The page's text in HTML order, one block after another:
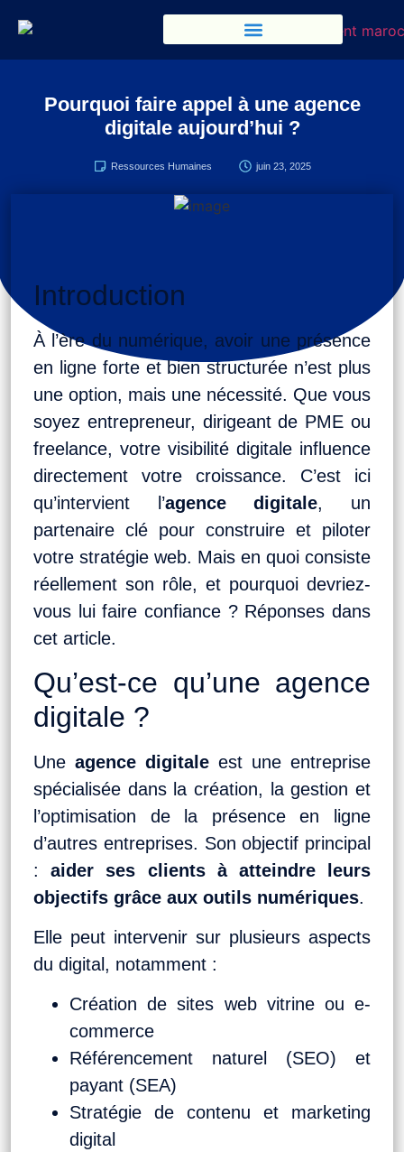
Pourquoi faire appel à une agence
digitale aujourd’hui ?
Ressources Humaines juin 23, 2025
Introduction
À l’ère du numérique, avoir une présence
en ligne forte et bien structurée n’est plus
une option, mais une nécessité. Que vous
soyez entrepreneur, dirigeant de PME ou
freelance, votre visibilité digitale influence
directement votre croissance. C’est ici
qu’intervient l’agence digitale, un
partenaire clé pour construire et piloter
votre stratégie web. Mais en quoi consiste
réellement son rôle, et pourquoi devriez-
vous lui faire confiance ? Réponses dans
cet article.
Qu’est-ce qu’une agence
digitale ?
Une agence digitale est une entreprise
spécialisée dans la création, la gestion et
l’optimisation de la présence en ligne
d’autres entreprises. Son objectif principal
:aider ses clients à atteindre leurs
objectifs grâce aux outils numériques.
Elle peut intervenir sur plusieurs aspects
du digital, notamment :
Création de sites web vitrine ou e-
commerce
Référencement naturel (SEO) et
payant (SEA)
Stratégie de contenu et marketing
digital